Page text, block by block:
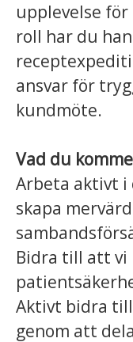
upplevelse för
roll har du
ansvar för
kundmöte.
Vad du
Arbeta aktivt
skapa
Bidra till att vi
Aktivt bidra
genom att